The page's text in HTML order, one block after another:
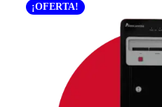
¡OFERTA!